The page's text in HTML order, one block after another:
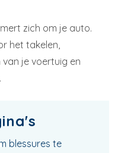
zich om je auto.
het takelen,
je voertuig en
blessures te